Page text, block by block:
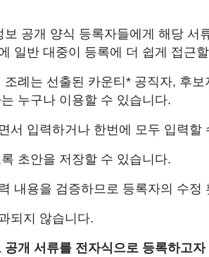
공개 양식 등록자들에게 해당
일반 대중이 등록에 더 쉽게 접근
례는 선출된 카운티* 공직자, 후
누구나 이용할 수 있습니다.
서 입력하거나 한번에 모두 입력할
초안을 저장할 수 있습니다.
내용을 검증하므로 등록자의 수정
되지 않습니다.
공개 서류를 전자식으로 등록하고